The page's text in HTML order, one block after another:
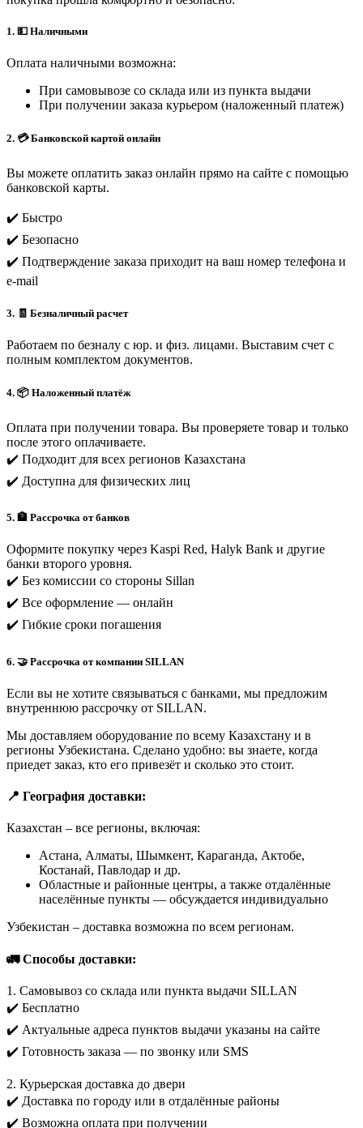
1. 💵 Наличными
Оплата наличными возможна:
При самовывозе со склада или из пункта выдачи
При получении заказа курьером (наложенный платеж)
2. 💳 Банковской картой онлайн
Вы можете оплатить заказ онлайн прямо на сайте с помощью
банковской карты.
✔️ Быстро
✔️ Безопасно
✔️ Подтверждение заказа приходит на ваш номер телефона и
e-mail
3. 🧾 Безналичный расчет
Работаем по безналу с юр. и физ. лицами. Выставим счет с
полным комплектом документов.
4. 📦 Наложенный платёж
Оплата при получении товара. Вы проверяете товар и только
после этого оплачиваете.
✔️ Подходит для всех регионов Казахстана
✔️ Доступна для физических лиц
5. 🏦 Рассрочка от банков
Оформите покупку через Kaspi Red, Halyk Bank и другие
банки второго уровня.
✔️ Без комиссии со стороны Sillan
✔️ Все оформление — онлайн
✔️ Гибкие сроки погашения
6. 🤝 Рассрочка от компании SILLAN
Если вы не хотите связываться с банками, мы предложим
внутреннюю рассрочку от SILLAN.
Мы доставляем оборудование по всему Казахстану и в
регионы Узбекистана. Сделано удобно: вы знаете, когда
приедет заказ, кто его привезёт и сколько это стоит.
📍 География доставки:
Казахстан – все регионы, включая:
Астана, Алматы, Шымкент, Караганда, Актобе,
Костанай, Павлодар и др.
Областные и районные центры, а также отдалённые
населённые пункты — обсуждается индивидуально
Узбекистан – доставка возможна по всем регионам.
🚛 Способы доставки:
1. Самовывоз со склада или пункта выдачи SILLAN
✔️ Бесплатно
✔️ Актуальные адреса пунктов выдачи указаны на сайте
✔️ Готовность заказа — по звонку или SMS
2. Курьерская доставка до двери
✔️ Доставка по городу или в отдалённые районы
✔️ Возможна оплата при получении